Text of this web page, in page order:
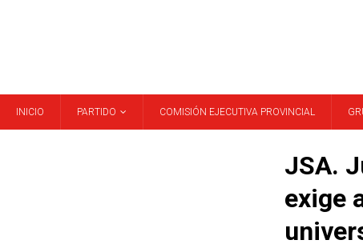
INICIO PARTIDO COMISIÓN EJECUTIVA PROVINCIAL
JSA.
exige